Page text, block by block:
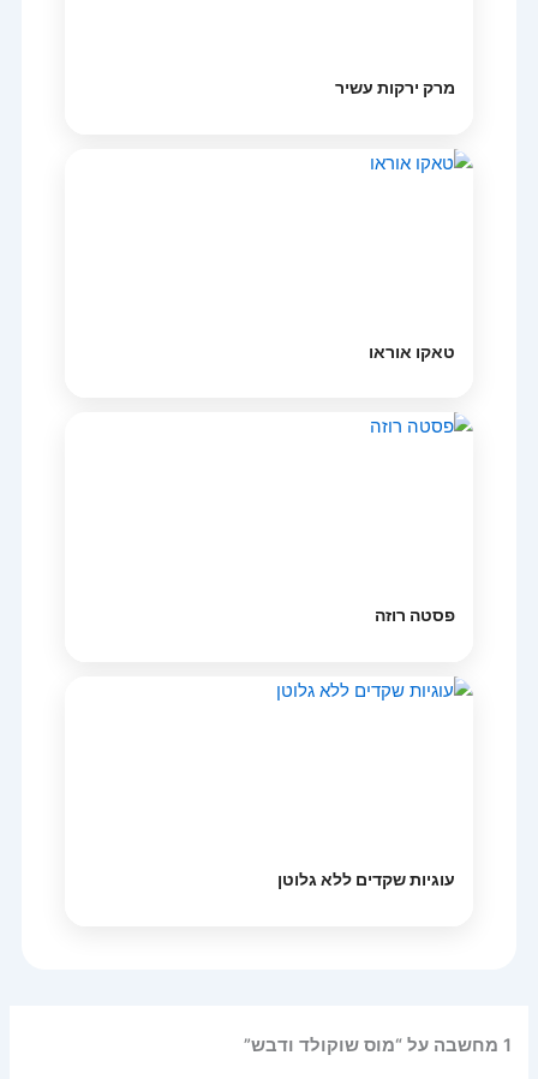
מרק ירקות עשיר
טאקו אוראו
פסטה רוזה
עוגיות שקדים ללא גלוטן
1 מחשבה על “מוס שוקולד ודבש”